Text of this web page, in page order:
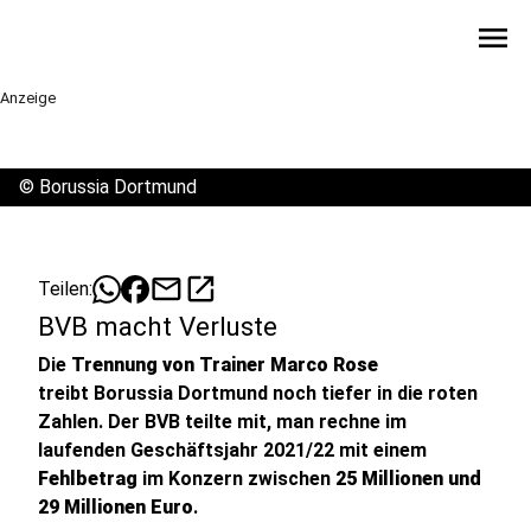
menu
Anzeige
© Borussia Dortmund
Teilen: mailopen_in_new
BVB macht Verluste
Die Trennung von Trainer Marco Rose
treibt Borussia Dortmund noch tiefer in die roten
Zahlen. Der BVB teilte mit, man rechne im
laufenden Geschäftsjahr 2021/22 mit einem
Fehlbetrag im Konzern zwischen 25 Millionen und
29 Millionen Euro.